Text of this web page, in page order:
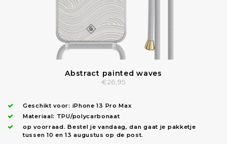
Abstract painted waves
€26,95
Geschikt voor: iPhone 13 Pro Max
Materiaal: TPU/polycarbonaat
op voorraad.Bestel je vandaag, dan gaat je pakketje
tussen 10 en 13 augustus op de post.